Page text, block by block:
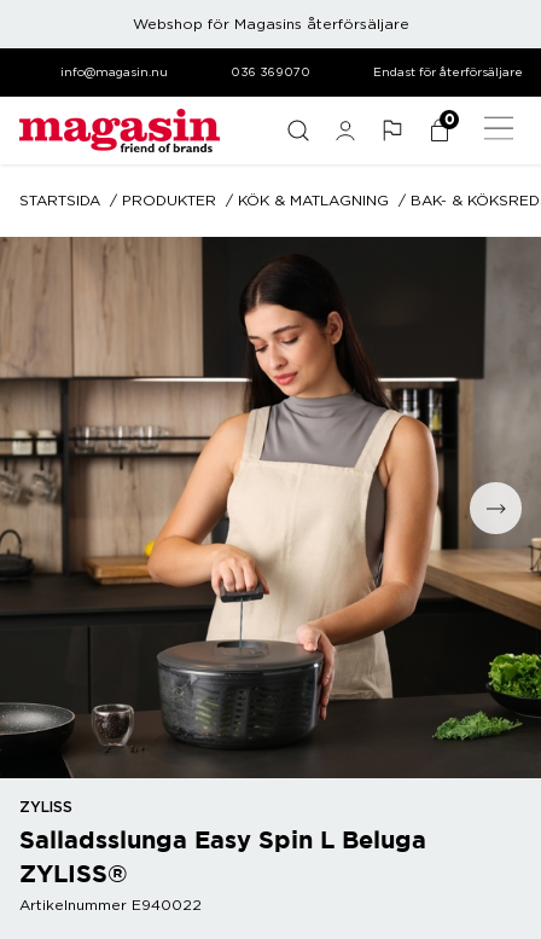
Webshop för Magasins återförsäljare
info@magasin.nu 036 369070 Endast för återförsäljare
0
STARTSIDA PRODUKTER KÖK & MATLAGNING BAK- &
ZYLISS
Salladsslunga Easy Spin L Beluga
ZYLISS®
Artikelnummer E940022